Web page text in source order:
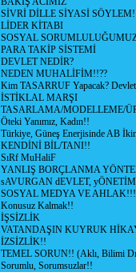
SİVRİ DİLLE SİYASİ
LİDER KİTABI
SOSYAL
PARA TAKİP SİSTEMİ
DEVLET NEDİR?
NEDEN MUHALİFİM!!??
Kim TASARRUF Yapacak? Devlet
İSTİKLAL MARŞI
TASARLAMA/MODELLEME/
Öteki Yanımız, Kadın!!
Türkiye, Güneş Enerjisinde AB
KENDİNİ BİL/TANI!!
SıRf MuHaliF
YANLIŞ BORÇLANMA
sAVURGAN dEVLET,
SOSYAL MEDYA VE AHLAK!!!
Konusuz Kalmak!!
İŞSİZLİK
VATANDAŞIN KUYRUK
İZSİZLİK!!
TEMEL SORUN!! (Aklı, Bilimi
Sorumlu, Sorumsuzlar!!